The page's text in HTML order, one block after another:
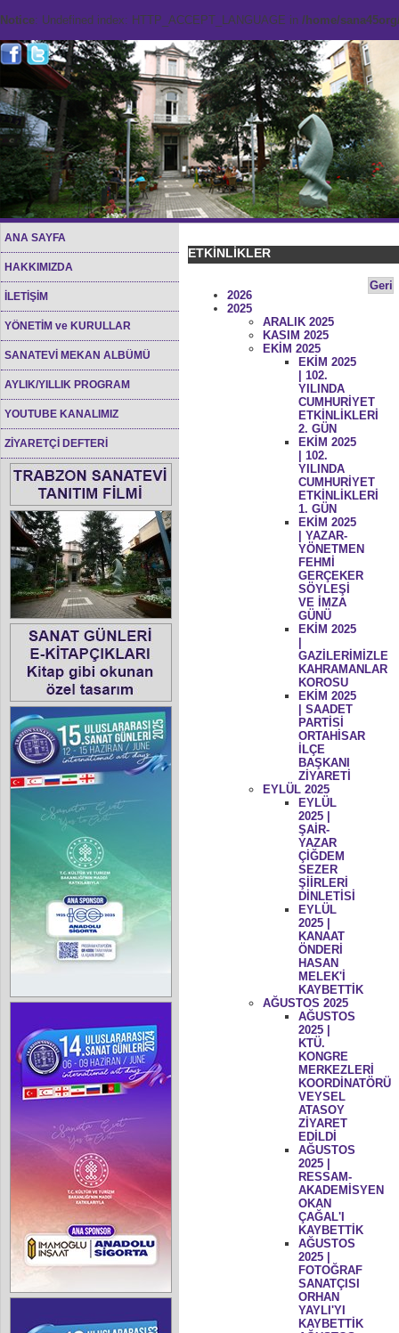
Notice: Undefined index: HTTP_ACCEPT_LANGUAGE in /home/
ANA SAYFA
HAKKIMIZDA
İLETİŞİM
YÖNETİM ve KURULLAR
SANATEVİ MEKAN ALBÜMÜ
AYLIK/YILLIK PROGRAM
YOUTUBE KANALIMIZ
ZİYARETÇİ DEFTERİ
ETKİNLİKLER
Geri
2026
2025
ARALIK 2025
KASIM 2025
EKİM 2025
EKİM 2025
| 102.
YILINDA
CUMHURİYET
ETKİNLİKLERİ
2. GÜN
EKİM 2025
| 102.
YILINDA
CUMHURİYET
ETKİNLİKLERİ
1. GÜN
EKİM 2025
| YAZAR-
YÖNETMEN
FEHMİ
GERÇEKER
SÖYLEŞİ
VE İMZA
GÜNÜ
EKİM 2025
GAZİLERİMİZLE
KAHRAMANLAR
KOROSU
EKİM 2025
| SAADET
PARTİSİ
ORTAHİSAR
İLÇE
BAŞKANI
ZİYARETİ
EYLÜL 2025
EYLÜL
2025 |
ŞAİR-
YAZAR
ÇİĞDEM
SEZER
ŞİİRLERİ
DİNLETİSİ
EYLÜL
2025 |
KANAAT
ÖNDERİ
HASAN
MELEK'İ
KAYBETTİK
AĞUSTOS 2025
AĞUSTOS
2025 |
KTÜ.
KONGRE
MERKEZLERİ
KOORDİNATÖRÜ
VEYSEL
ATASOY
ZİYARET
EDİLDİ
AĞUSTOS
2025 |
RESSAM-
AKADEMİSYEN
OKAN
ÇAĞAL'I
KAYBETTİK
AĞUSTOS
2025 |
FOTOĞRAF
SANATÇISI
ORHAN
YAYLI'YI
KAYBETTİK